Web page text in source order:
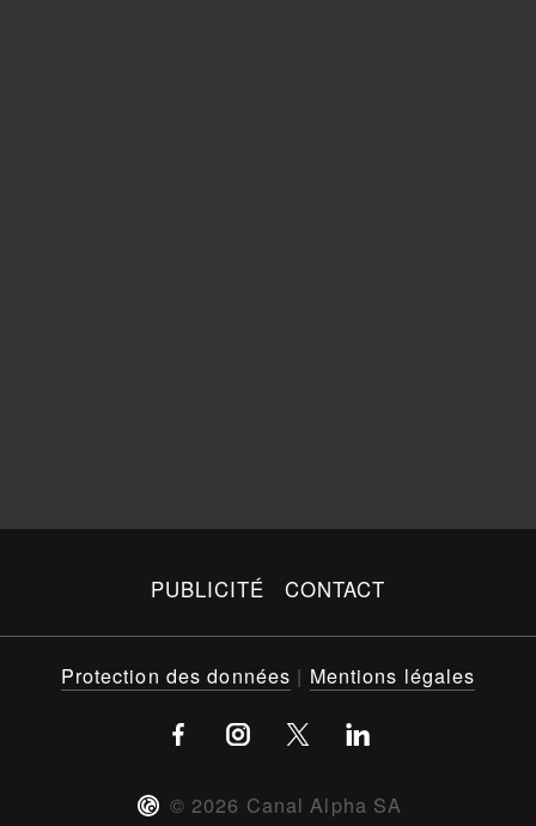
PUBLICITÉ CONTACT
© 2026 Canal Alpha SA
Protection des données | Mentions légales